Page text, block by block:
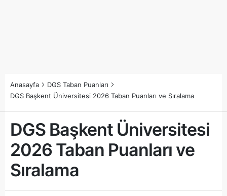
Anasayfa
DGS Taban Puanları
DGS Başkent Üniversitesi 2026 Taban Puanları ve Sıralama
DGS Başkent Üniversitesi
2026 Taban Puanları ve
Sıralama